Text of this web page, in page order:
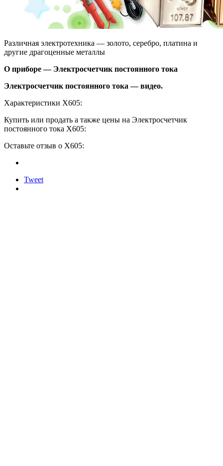
Различная электротехника — золото, серебро, платина и
другие драгоценные металлы
О приборе — Электросчетчик постоянного тока
Электросчетчик постоянного тока — видео.
Характеристики Х605:
Купить или продать а также цены на Электросчетчик
постоянного тока Х605:
Оставьте отзыв о Х605:
Tweet